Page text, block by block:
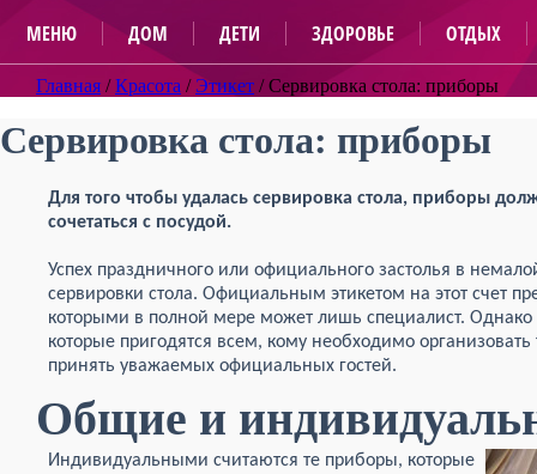
МЕНЮ ДОМ ДЕТИ ЗДОРОВЬЕ ОТДЫХ
Главная /Красота / Этикет /Сервировка стола: приборы
Сервировка стола: приборы
Для того чтобы удалась сервировка стола, приборы
сочетаться с посудой.
Успех праздничного или официального застолья в
сервировки стола. Официальным этикетом на этот счет
которыми в полной мере может лишь специалист.
которые пригодятся всем, кому необходимо
принять уважаемых официальных гостей.
Общие и
Индивидуальными считаются те приборы, которые